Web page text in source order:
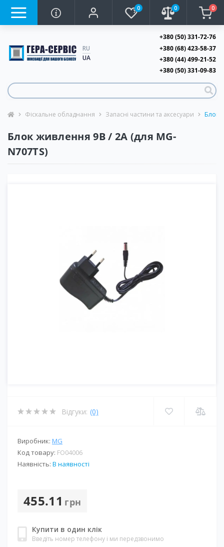
0 0 0
RU
UA
+380 (50) 331-72-76
+380 (68) 423-58-37
+380 (44) 499-21-52
+380 (50) 331-09-83
Фіскальне обладнання Запасні частини та аксесуари Блок
Блок живлення 9В / 2А (для MG-
N707TS)
Відгуки: (0)
Виробник: MG
Код товару: FO04006
Наявність: В наявності
455.11 грн
Купити в один клік
Введіть номер телефону і ми передзвонимо